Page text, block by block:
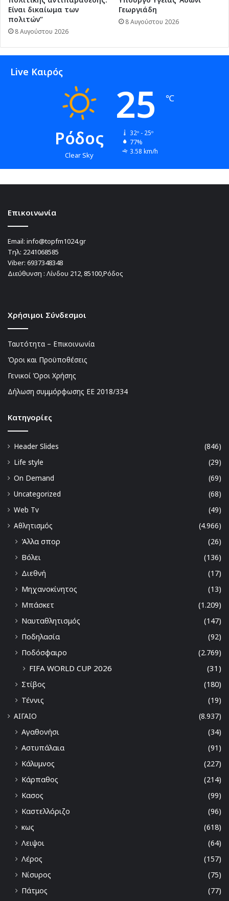
Είναι δικαίωμα των
πολιτών”
8 Αυγούστου 2026
Γεωργιάδη
8 Αυγούστου 2026
Live Καιρός
Ρόδος
Clear Sky
25 ℃
32º - 25º
77%
3.58 km/h
Επικοινωνία
Email: info@topfm1024.gr
Τηλ: 2241068585
Viber: 6937348348
Διεύθυνση : Λίνδου 212, 85100,Ρόδος
Χρήσιμοι Σύνδεσμοι
Ταυτότητα – Επικοινωνία
Όροι και Προϋποθέσεις
Γενικοί Όροι Χρήσης
Δήλωση συμμόρφωσης ΕΕ 2018/334
Kατηγορίες
Header Slides
(846)
Life style
(29)
On Demand
(69)
Uncategorized
(68)
Web Tv
(49)
Αθλητισμός
(4.966)
Άλλα σπορ
(26)
Βόλει
(136)
Διεθνή
(17)
Μηχανοκίνητος
(13)
Μπάσκετ
(1.209)
Ναυταθλητισμός
(147)
Ποδηλασία
(92)
Ποδόσφαιρο
(2.769)
FIFA WORLD CUP 2026 (31)
Στίβος
(180)
Τέννις
(19)
ΑΙΓΑΙΟ
(8.937)
Αγαθονήσι
(34)
Αστυπάλαια
(91)
Κάλυμνος
(227)
Κάρπαθος
(214)
Κασος
(99)
Καστελλόριζο
(96)
κως
(618)
Λειψοι
(64)
Λέρος
(157)
Νίσυρος
(75)
Πάτμος
(77)